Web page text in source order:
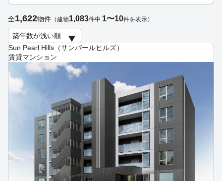
Sun Pearl Hills（サンパールヒルズ）
賃貸マンション
全1,622物件 （建物1,083件中 1〜10件を表示）